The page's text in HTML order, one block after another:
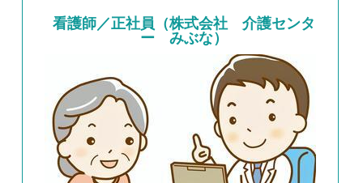
看護師／正社員（株式会社 介護センタ
ー みぶな）